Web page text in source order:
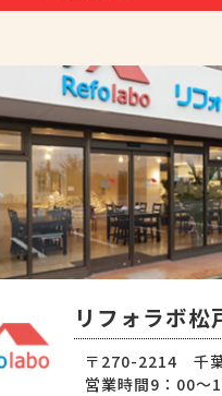
リフォラボ松
〒270-2214 千
営業時間9：00～